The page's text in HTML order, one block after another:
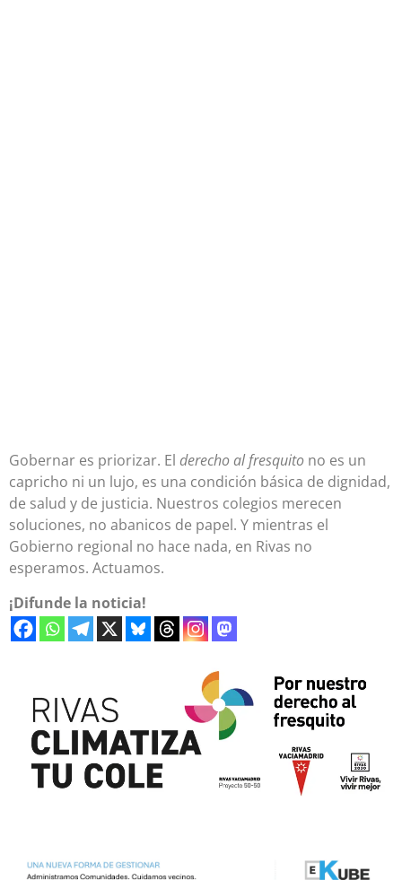
Gobernar es priorizar. El derecho al fresquito no es un
capricho ni un lujo, es una condición básica de dignidad,
de salud y de justicia. Nuestros colegios merecen
soluciones, no abanicos de papel. Y mientras el
Gobierno regional no hace nada, en Rivas no
esperamos. Actuamos.
¡Difunde la noticia!